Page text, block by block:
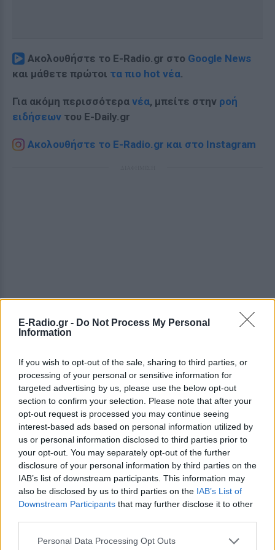
E-Radio.gr - Do Not Process My Personal
Information
If you wish to opt-out of the sale, sharing to third parties, or
processing of your personal or sensitive information for
targeted advertising by us, please use the below opt-out
section to confirm your selection. Please note that after your
opt-out request is processed you may continue seeing
interest-based ads based on personal information utilized by
us or personal information disclosed to third parties prior to
your opt-out. You may separately opt-out of the further
disclosure of your personal information by third parties on the
IAB’s list of downstream participants. This information may
also be disclosed by us to third parties on the IAB’s List of
Downstream Participants that may further disclose it to other
Personal Data Processing Opt Outs
Ακολουθήστε το E-Radio.gr στο Google News
και μάθετε πρώτοι τα πιο hot νέα.
Για ακόμη περισσότερα νέα, μπείτε στην ροή
ειδήσεων του E-Daily.gr
Ακολουθήστε το E-Radio.gr και στο Instagram
ΔΕΙΤΕ ΕΠΙΣΗΣ
ΣΤΗΝ ΙΔΙΑ ΚΑΤΗΓΟΡΙΑ
Γιατί δεν έσωσα το κουτάβι: Ο
ερευνητής που κατέγραφε τη